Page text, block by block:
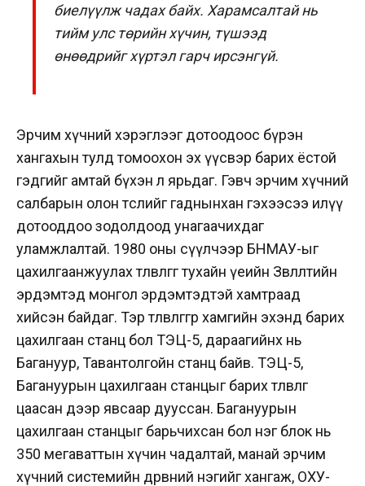
биелүүлж чадах байх. Харамсалтай нь
тийм улс төрийн хүчин, түшээд
өнөөдрийг хүртэл гарч ирсэнгүй.
Эрчим хүчний хэрэглээг дотоодоос бүрэн
хангахын тулд томоохон эх үүсвэр барих ёстой
гэдгийг амтай бүхэн л ярьдаг. Гэвч эрчим хүчний
салбарын олон төслийг гаднынхан гэхээсээ илүү
дотооддоо зодолдоод унагаачихдаг
уламжлалтай. 1980 оны сүүлчээр БНМАУ-ыг
цахилгаанжуулах төлөвлөгөөг тухайн үеийн Зөвлөлтийн
эрдэмтэд монгол эрдэмтэдтэй хамтраад
хийсэн байдаг. Тэр төлөвлөгөөгөөр хамгийн эхэнд барих
цахилгаан станц бол ТЭЦ-5, дараагийнх нь
Багануур, Тавантолгойн станц байв. ТЭЦ-5,
Багануурын цахилгаан станцыг барих төлөвлөгөө
цаасан дээр явсаар дууссан. Багануурын
цахилгаан станцыг барьчихсан бол нэг блок нь
350 мегаваттын хүчин чадалтай, манай эрчим
хүчний системийн дөрөвний нэгийг хангаж, ОХУ-